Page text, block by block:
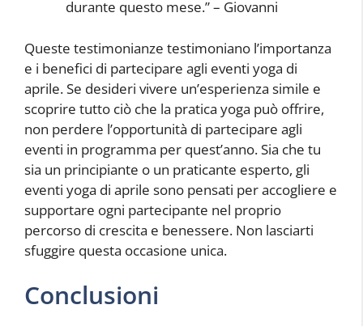
durante questo mese.” – Giovanni
Queste testimonianze testimoniano l’importanza
e i benefici di partecipare agli eventi yoga di
aprile. Se desideri vivere un’esperienza simile e
scoprire tutto ciò che la pratica yoga può offrire,
non perdere l’opportunità di partecipare agli
eventi in programma per quest’anno. Sia che tu
sia un principiante o un praticante esperto, gli
eventi yoga di aprile sono pensati per accogliere e
supportare ogni partecipante nel proprio
percorso di crescita e benessere. Non lasciarti
sfuggire questa occasione unica.
Conclusioni